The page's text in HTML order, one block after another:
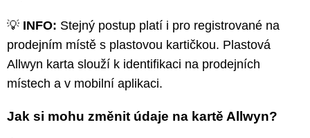
💡 INFO: Stejný postup platí i pro registrované na
prodejním místě s plastovou kartičkou. Plastová
Allwyn karta slouží k identifikaci na prodejních
místech a v mobilní aplikaci.
Jak si mohu změnit údaje na kartě Allwyn?